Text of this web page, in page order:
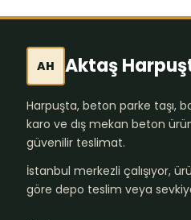
AH Aktaş
Harpuşta, beton parke taşı,
karo ve dış mekan beton
güvenilir teslimat.
İstanbul merkezli çalışıyor,
göre depo teslim veya